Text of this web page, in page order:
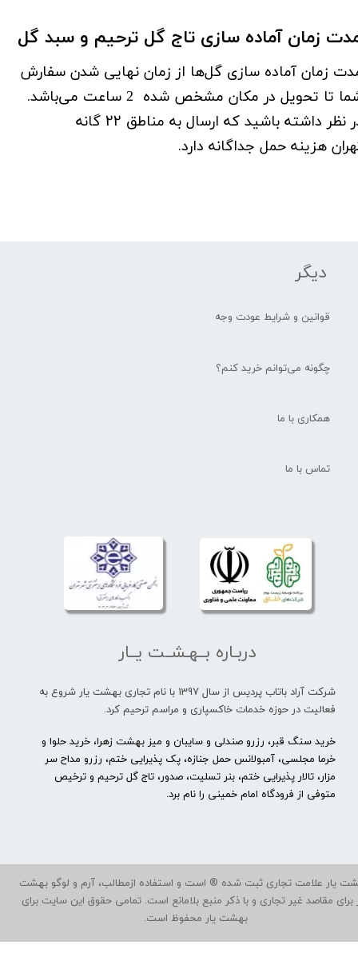
زمان آماده سازی تاج گل ترحیم و سبد گل
زمان آماده سازی گل‌ها از زمان نهایی شدن سفارش
تا تحویل در مکان مشخص شده
می‌باشد.
در نظر داشته باشید که ارسال به مناطق 22 گانه
هزینه حمل جداگانه دارد.​​​​​​​
دیگر
قوانین و شرایط عودت وجه
چگونه می‌توانم خرید کنم؟
همکاری با ما
تماس با ما
یار علامت تجاری ثبت شده ® است و استفاده ازمطالب، آرم و لوگو بهشت
برای مقاصد غیر تجاری و با ذکر منبع بلامانع است. تمامی حقوق این سایت برای
بهشت یار محفوظ است.
دربـاره بــهـشــت یــار
شرکت آراد باتاب پردیس از سال 1397 با نام تجاری بهشت یار شروع به
فعالیت در حوزه خدمات خاکسپاری و مراسم ترحیم کرد.
خرید سنگ قبر، رزرو صندلی و سایبان و میز بهشت زهرا، خرید حلوا و
خرما مجلسی، آمبولانس حمل جنازه، پک پذیرایی ختم، رزرو مداح سر
مزار، تالار پذیرایی ختم، بنر تسلیت، صدور، تاج گل ترحیم و ترخیص
متوفی از فرودگاه امام خمینی را نام برد.